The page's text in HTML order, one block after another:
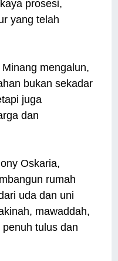
prosesi,
yang telah
mengalun,
bukan sekadar
juga
dan
Oskaria,
rumah
uda dan uni
mawaddah,
tulus dan